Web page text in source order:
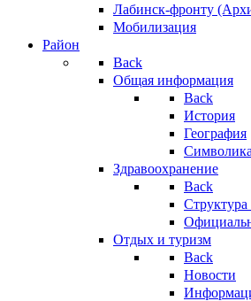
Лабинск-фронту
Мобилизация
Район
Back
Общая информация
Back
История
География
Символика
Здравоохранение
Back
Отдых и туризм
Back
Новости